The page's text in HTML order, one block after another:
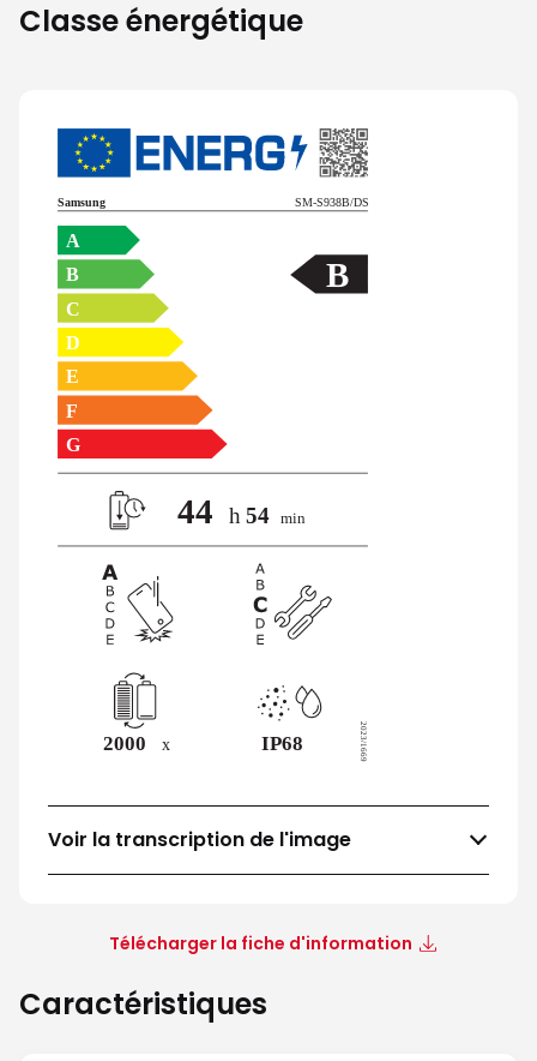
Classe énergétique
Voir la transcription de l'image
Télécharger la fiche d'information
Caractéristiques